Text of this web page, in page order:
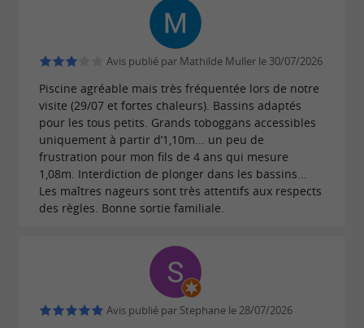
Avis publié par Mathilde Muller le 30/07/2026
Piscine agréable mais très fréquentée lors de notre
visite (29/07 et fortes chaleurs). Bassins adaptés
pour les tous petits. Grands toboggans accessibles
uniquement à partir d’1,10m... un peu de
frustration pour mon fils de 4 ans qui mesure
1,08m. Interdiction de plonger dans les bassins...
Les maîtres nageurs sont très attentifs aux respects
des règles. Bonne sortie familiale.
Avis publié par Stephane le 28/07/2026